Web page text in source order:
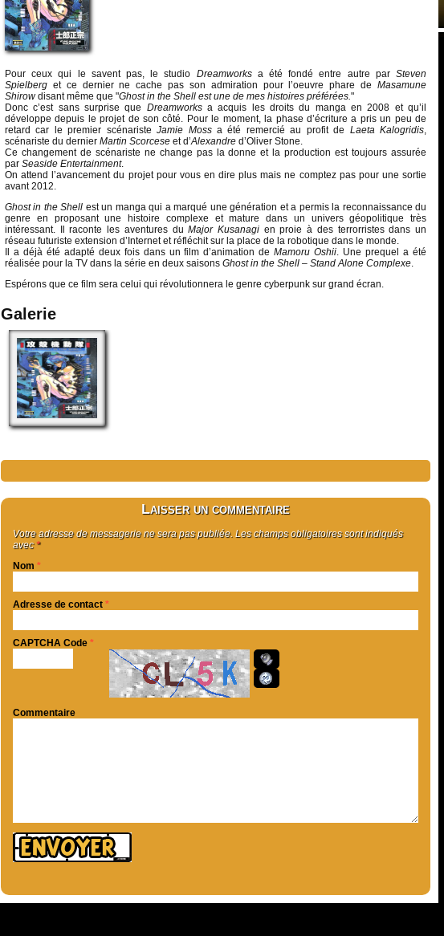
Pour ceux qui le savent pas, le studio Dreamworksa été fondé entre autre parSteven
Spielberg et ce dernier ne cache pas son admiration pour l’oeuvre phare de Masamune
Shirowdisant même que "Ghost in the Shell est une de mes histoires préférées."
Donc c’est sans surprise que Dreamworksa acquis les droits du manga en 2008 et qu’il
développe depuis le projet de son côté. Pour le moment, la phase d’écriture a pris un peu de
retard car le premier scénaristeJamie Mossa été remercié au profit de Laeta Kalogridis,
scénariste du dernier Martin Scorcese et d’Alexandre d’Oliver Stone.
Ce changement de scénariste ne change pas la donne et la production est toujours assurée
par Seaside Entertainment.
On attend l’avancement du projet pour vous en dire plus mais ne comptez pas pour une sortie
avant 2012.
Ghost in the Shell est un manga qui a marqué une génération et a permis la reconnaissance du
genre en proposant une histoire complexe et mature dans un univers géopolitique très
intéressant. Il raconte les aventures duMajor Kusanagi en proie à des terrorristes dans un
réseau futuriste extension d’Internet et réfléchit sur la place de la robotique dans le monde.
Il a déjà été adapté deux fois dans un film d’animation deMamoru Oshii. Une prequel a été
réalisée pour la TV dans la série en deux saisons Ghost in the Shell – Stand Alone Complexe.
Espérons que ce film sera celui qui révolutionnera le genre cyberpunk sur grand écran.
Galerie
Laisser un commentaire
Votre adresse de messagerie ne sera pas publiée. Les champs obligatoires sont indiqués
avec*
Nom *
Adresse de contact *
CAPTCHA Code *
Commentaire